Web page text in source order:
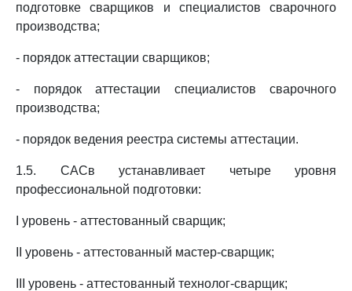
подготовке сварщиков и специалистов сварочного
производства;
- порядок аттестации сварщиков;
- порядок аттестации специалистов сварочного
производства;
- порядок ведения реестра системы аттестации.
1.5. САСв устанавливает четыре уровня
профессиональной подготовки:
I уровень - аттестованный сварщик;
II уровень - аттестованный мастер-сварщик;
III уровень - аттестованный технолог-сварщик;